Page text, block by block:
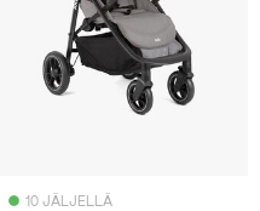
10 JÄLJELLÄ